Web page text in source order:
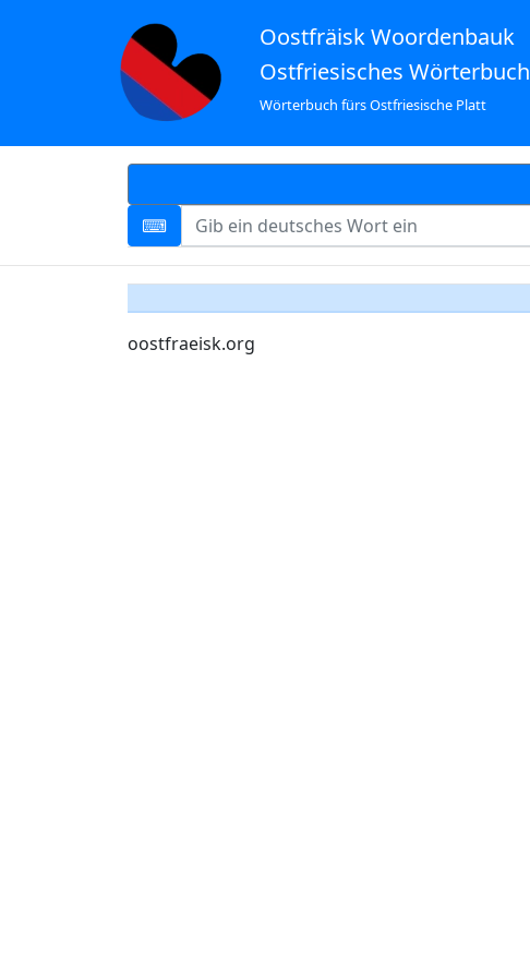
Oostfräisk Woordenbauk
Ostfriesisches Wörterbuch
Wörterbuch fürs Ostfriesische Platt
oostfraeisk.org